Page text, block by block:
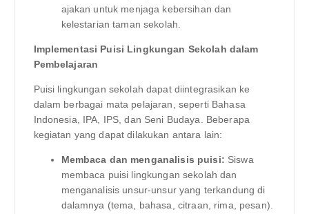
ajakan untuk menjaga kebersihan dan
kelestarian taman sekolah.
Implementasi Puisi Lingkungan Sekolah dalam
Pembelajaran
Puisi lingkungan sekolah dapat diintegrasikan ke
dalam berbagai mata pelajaran, seperti Bahasa
Indonesia, IPA, IPS, dan Seni Budaya. Beberapa
kegiatan yang dapat dilakukan antara lain:
Membaca dan menganalisis puisi: Siswa
membaca puisi lingkungan sekolah dan
menganalisis unsur-unsur yang terkandung di
dalamnya (tema, bahasa, citraan, rima, pesan).